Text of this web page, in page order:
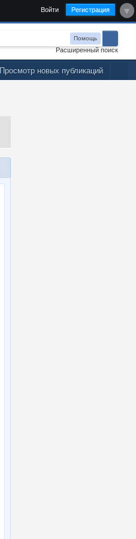
Войти Регистрация
Помощь
Расширенный поиск
Просмотр новых публикаций